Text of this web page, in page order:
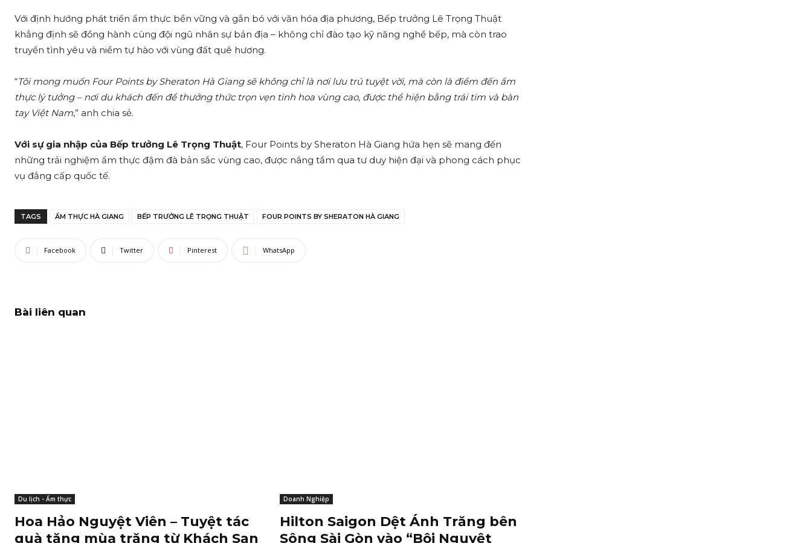
Với định hướng phát triển ẩm thực bền vững và gắn bó với văn hóa địa phương, Bếp trưởng Lê Trọng Thuật
khẳng định sẽ đồng hành cùng đội ngũ nhân sự bản địa – không chỉ đào tạo kỹ năng nghề bếp, mà còn trao
truyền tình yêu và niềm tự hào với vùng đất quê hương.
“Tôi mong muốn Four Points by Sheraton Hà Giang sẽ không chỉ là nơi lưu trú tuyệt vời, mà còn là điểm đến ẩm
thực lý tưởng – nơi du khách đến để thưởng thức trọn vẹn tinh hoa vùng cao, được thể hiện bằng trái tim và bàn
tay Việt Nam,” anh chia sẻ.
Với sự gia nhập của Bếp trưởng Lê Trọng Thuật, Four Points by Sheraton Hà Giang hứa hẹn sẽ mang đến
những trải nghiệm ẩm thực đậm đà bản sắc vùng cao, được nâng tầm qua tư duy hiện đại và phong cách phục
vụ đẳng cấp quốc tế.
TAGS ẨM THỰC HÀ GIANG BẾP TRƯỞNG LÊ TRỌNG THUẬT FOUR POINTS BY SHERATON HÀ GIANG
Facebook Twitter Pinterest WhatsApp
Bài liên quan
Du lịch - Ẩm thực
Hoa Hảo Nguyệt Viên – Tuyệt tác
quà tặng mùa trăng từ Khách Sạn
Doanh Nghiệp
Hilton Saigon Dệt Ánh Trăng bên
Sông Sài Gòn vào “Bội Nguyệt